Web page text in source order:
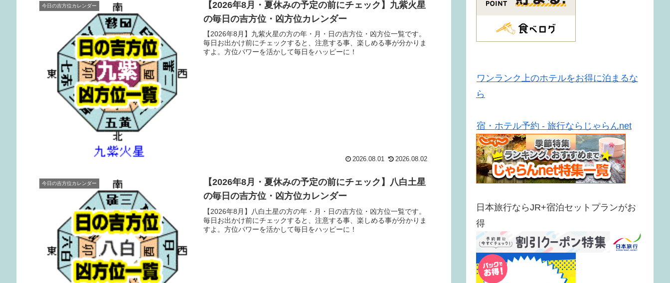
今日の吉方位カレンダー
【2026年8月・夏休みの予定の前にチェック】九紫火星
の毎日の吉方位・凶方位カレンダー
【2026年8月】九紫火星の方の年・月・日の吉方位・凶方位一覧です。
毎日お出かけ前にチェックすると、注意する事、楽しめる事が分かりま
すよ。方位パワーを活かして毎日をハッピーに！
2026.08.01 2026.08.02
今日の吉方位カレンダー
【2026年8月・夏休みの予定の前にチェック】八白土星
の毎日の吉方位・凶方位カレンダー
【2026年8月】八白土星の方の年・月・日の吉方位・凶方位一覧です。
毎日お出かけ前にチェックすると、注意する事、楽しめる事が分かりま
すよ。方位パワーを活かして毎日をハッピーに！
ワンランク上のホテルをお得に泊まるな
ら
宿・ホテル予約 - 旅行ならじゃらんnet
日本旅行ならJR+宿泊セットプランがお
得